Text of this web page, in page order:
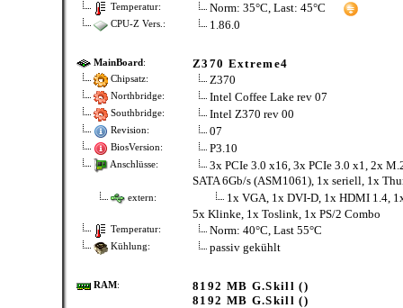
Temperatur: Norm: 35°C, Last: 45°C
CPU-Z Vers.: 1.86.0
MainBoard: Z370 Extreme4
Chipsatz: Z370
Northbridge: Intel Coffee Lake rev 07
Southbridge: Intel Z370 rev 00
Revision: 07
BiosVersion: P3.10
Anschlüsse:
3x PCIe 3.0 x16, 3x PCIe 3.0 x1, 2x
SATA 6Gb/s (ASM1061), 1x seriell, 1x
extern:
1x VGA, 1x DVI-D, 1x HDMI 1.4,
5x Klinke, 1x Toslink, 1x PS/​2 Combo
Temperatur: Norm: 40°C, Last 55°C
Kühlung: passiv gekühlt
RAM:
8192 MB G.Skill ()
8192 MB G.Skill ()